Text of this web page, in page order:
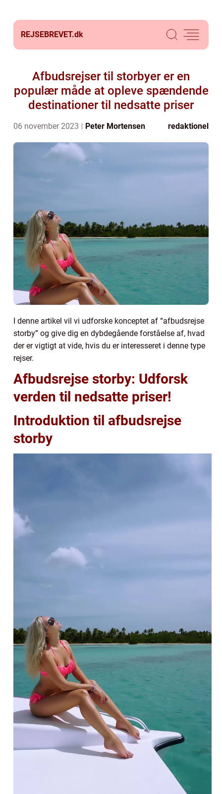
REJSEBREVET.dk
Afbudsrejser til storbyer er en
populær måde at opleve spændende
destinationer til nedsatte priser
06 november 2023 Peter Mortensen redaktionel
I denne artikel vil vi udforske konceptet af “afbudsrejse
storby” og give dig en dybdegående forståelse af, hvad
der er vigtigt at vide, hvis du er interesseret i denne type
rejser.
Afbudsrejse storby: Udforsk
verden til nedsatte priser!
Introduktion til afbudsrejse
storby